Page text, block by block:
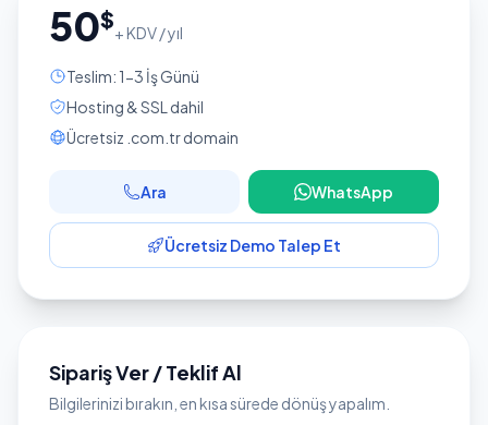
50$+ KDV / yıl
Teslim: 1-3 İş Günü
Hosting & SSL dahil
Ücretsiz .com.tr domain
Ara WhatsApp
Ücretsiz Demo Talep Et
Sipariş Ver / Teklif Al
Bilgilerinizi bırakın, en kısa sürede dönüş yapalım.